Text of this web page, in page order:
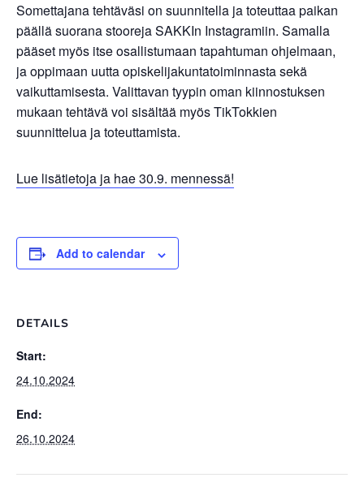
Somettajana tehtäväsi on suunnitella ja toteuttaa paikan
päällä suorana stooreja SAKKIn Instagramiin. Samalla
pääset myös itse osallistumaan tapahtuman ohjelmaan,
ja oppimaan uutta opiskelijakuntatoiminnasta sekä
vaikuttamisesta. Valittavan tyypin oman kiinnostuksen
mukaan tehtävä voi sisältää myös TikTokkien
suunnittelua ja toteuttamista.
Lue lisätietoja ja hae 30.9. mennessä!
Add to calendar
DETAILS
Start:
24.10.2024
End:
26.10.2024